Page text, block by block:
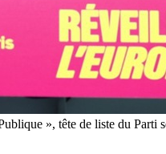
», tête de liste du